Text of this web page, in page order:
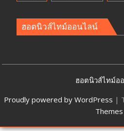
ฮอตนิวส์ไทม์ออนไลน์
ฮอตนิวส์ไทม์อ
Proudly powered by WordPress |
Themes